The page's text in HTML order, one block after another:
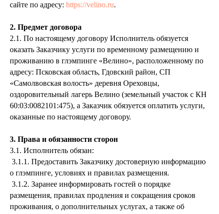
сайте по адресу: https://velino.ru.
2. Предмет договора
2.1. По настоящему договору Исполнитель обязуется
оказать Заказчику услуги по временному размещению и
проживанию в глэмпинге «Велино», расположенному по
адресу: Псковская область, Гдовский район, СП
«Самолвовская волость» деревня Ореховцы,
оздоровительный лагерь Велино (земельный участок с КН
60:03:0082101:475), а Заказчик обязуется оплатить услуги,
оказанные по настоящему договору.
3. Права и обязанности сторон
3.1. Исполнитель обязан:
3.1.1. Предоставить Заказчику достоверную информацию
о глэмпинге, условиях и правилах размещения.
3.1.2. Заранее информировать гостей о порядке
размещения, правилах продления и сокращения сроков
проживания, о дополнительных услугах, а также об